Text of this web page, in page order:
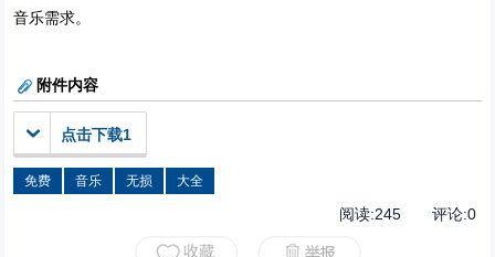
音乐需求。
附件内容
点击下载1
免费 音乐 无损 大全
阅读:245评论:0